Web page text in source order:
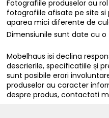
Fotografiile produselor au
fotografiile afisate pe site
aparea mici diferente de
Dimensiunile sunt date cu
Mobelhaus isi declina
descrierile, specificatiile și
sunt posibile erori
produselor au caracter
despre produs, contactati